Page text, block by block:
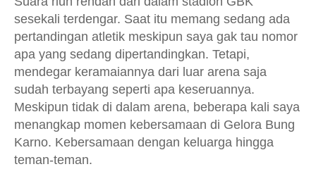
sesekali terdengar. Saat itu memang sedang ada
pertandingan atletik meskipun saya gak tau nomor
apa yang sedang dipertandingkan. Tetapi,
mendegar keramaiannya dari luar arena saja
sudah terbayang seperti apa keseruannya.
Meskipun tidak di dalam arena, beberapa kali saya
menangkap momen kebersamaan di Gelora Bung
Karno. Kebersamaan dengan keluarga hingga
teman-teman.